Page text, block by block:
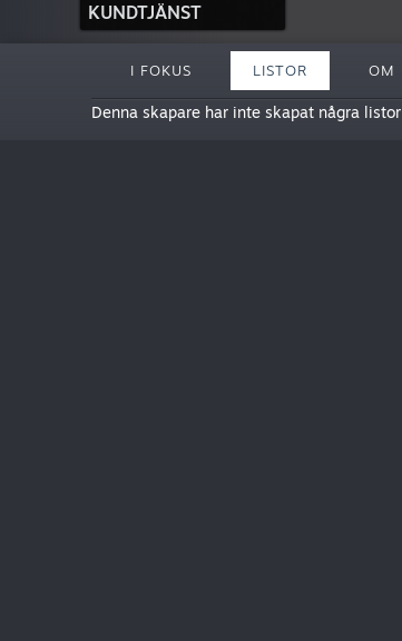
KUNDTJÄNST
I FOKUS LISTOR OM
Denna skapare har inte skapat några listor